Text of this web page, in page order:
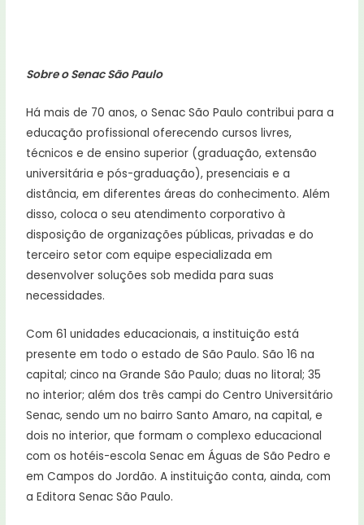
Sobre o Senac São Paulo
Há mais de 70 anos, o Senac São Paulo contribui para a
educação profissional oferecendo cursos livres,
técnicos e de ensino superior (graduação, extensão
universitária e pós-graduação), presenciais e a
distância, em diferentes áreas do conhecimento. Além
disso, coloca o seu atendimento corporativo à
disposição de organizações públicas, privadas e do
terceiro setor com equipe especializada em
desenvolver soluções sob medida para suas
necessidades.
Com 61 unidades educacionais, a instituição está
presente em todo o estado de São Paulo. São 16 na
capital; cinco na Grande São Paulo; duas no litoral; 35
no interior; além dos três campi do Centro Universitário
Senac, sendo um no bairro Santo Amaro, na capital, e
dois no interior, que formam o complexo educacional
com os hotéis-escola Senac em Águas de São Pedro e
em Campos do Jordão. A instituição conta, ainda, com
a Editora Senac São Paulo.